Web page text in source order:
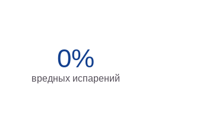
0%
вредных испарений